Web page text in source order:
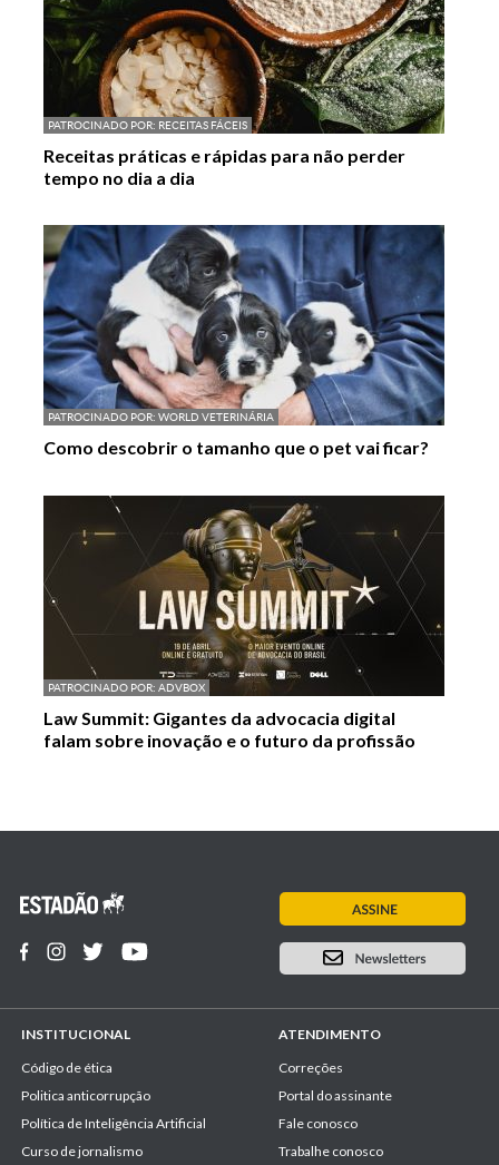
PATROCINADO POR: RECEITAS FÁCEIS
Receitas práticas e rápidas para não perder
tempo no dia a dia
PATROCINADO POR: WORLD VETERINÁRIA
Como descobrir o tamanho que o pet vai ficar?
PATROCINADO POR: ADVBOX
Law Summit: Gigantes da advocacia digital
falam sobre inovação e o futuro da profissão
INSTITUCIONAL
Código de ética
Politica anticorrupção
Política de Inteligência Artificial
Curso de jornalismo
ATENDIMENTO
Correções
Portal do assinante
Fale conosco
Trabalhe conosco